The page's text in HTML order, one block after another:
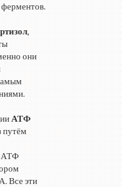
,
они
АТФ
путём
АТФ
Все эти